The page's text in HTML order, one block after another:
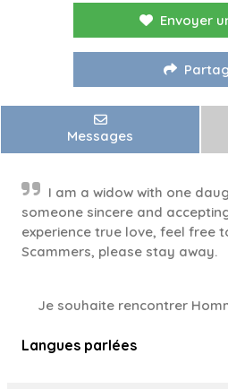
Envoyer
Messages
I am a widow with one
someone sincere and
experience true love, feel free
Scammers, please stay away.
Je souhaite rencontrer
Langues parlées